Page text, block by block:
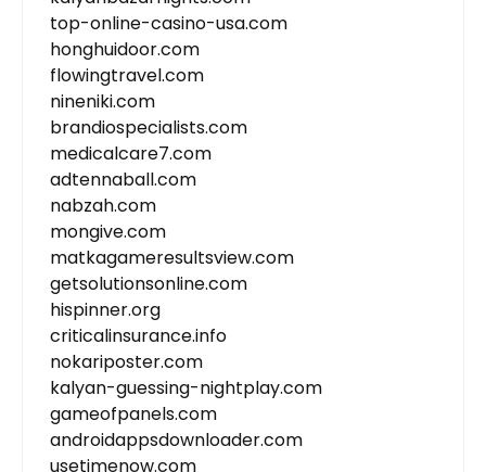
top-online-casino-usa.com
honghuidoor.com
flowingtravel.com
nineniki.com
brandiospecialists.com
medicalcare7.com
adtennaball.com
nabzah.com
mongive.com
matkagameresultsview.com
getsolutionsonline.com
hispinner.org
criticalinsurance.info
nokariposter.com
kalyan-guessing-nightplay.com
gameofpanels.com
androidappsdownloader.com
usetimenow.com